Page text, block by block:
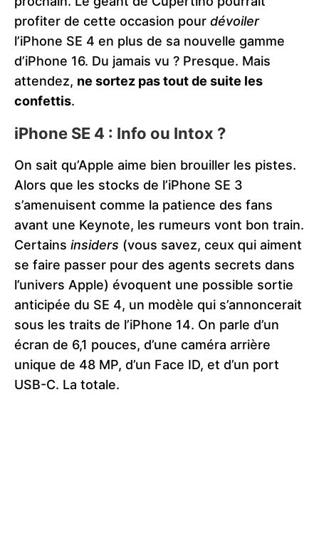
profiter de cette occasion pour dévoiler
l’iPhone SE 4 en plus de sa nouvelle gamme
d’iPhone 16. Du jamais vu ? Presque. Mais
attendez, ne sortez pas tout de suite les
confettis.
iPhone SE 4 : Info ou Intox ?
On sait qu’Apple aime bien brouiller les pistes.
Alors que les stocks de l’iPhone SE 3
s’amenuisent comme la patience des fans
avant une Keynote, les rumeurs vont bon train.
Certains insiders (vous savez, ceux qui aiment
se faire passer pour des agents secrets dans
l’univers Apple) évoquent une possible sortie
anticipée du SE 4, un modèle qui s’annoncerait
sous les traits de l’iPhone 14. On parle d’un
écran de 6,1 pouces, d’une caméra arrière
unique de 48 MP, d’un Face ID, et d’un port
USB-C. La totale.